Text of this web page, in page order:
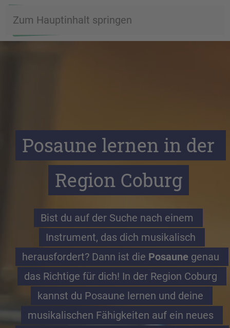
Zum Hauptinhalt springen
Posaune lernen in der
Region Coburg
Bist du auf der Suche nach einem
Instrument, das dich musikalisch
herausfordert? Dann ist die Posaune genau
das Richtige für dich! In der Region Coburg
kannst du Posaune lernen und deine
musikalischen Fähigkeiten auf ein neues